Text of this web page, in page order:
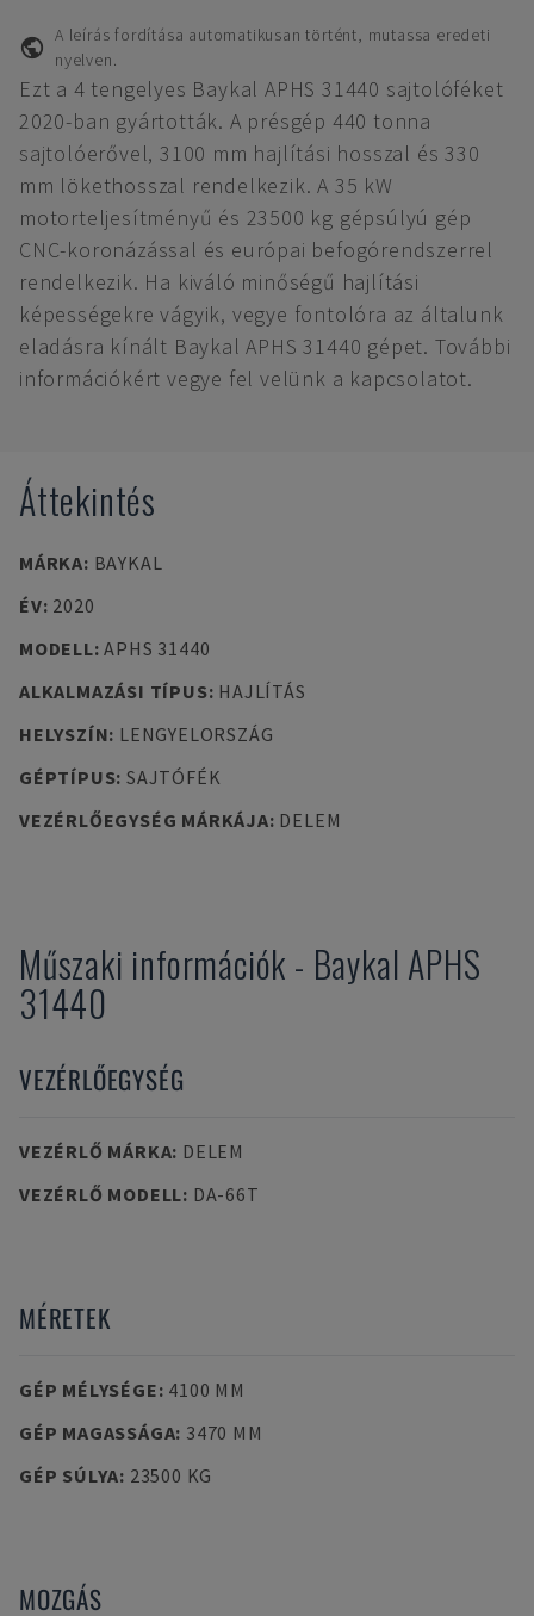
A leírás fordítása automatikusan történt, mutassa eredeti
nyelven.
Ezt a 4 tengelyes Baykal APHS 31440 sajtolóféket
2020-ban gyártották. A présgép 440 tonna
sajtolóerővel, 3100 mm hajlítási hosszal és 330
mm lökethosszal rendelkezik. A 35 kW
motorteljesítményű és 23500 kg gépsúlyú gép
CNC-koronázással és európai befogórendszerrel
rendelkezik. Ha kiváló minőségű hajlítási
képességekre vágyik, vegye fontolóra az általunk
eladásra kínált Baykal APHS 31440 gépet. További
információkért vegye fel velünk a kapcsolatot.
Áttekintés
MÁRKA: BAYKAL
ÉV: 2020
MODELL:APHS 31440
ALKALMAZÁSI TÍPUS: HAJLÍTÁS
HELYSZÍN: LENGYELORSZÁG
GÉPTÍPUS: SAJTÓFÉK
VEZÉRLŐEGYSÉG MÁRKÁJA: DELEM
Műszaki információk - Baykal APHS
31440
VEZÉRLŐEGYSÉG
VEZÉRLŐ MÁRKA: DELEM
VEZÉRLŐ MODELL: DA-66T
MÉRETEK
GÉP MÉLYSÉGE: 4100 MM
GÉP MAGASSÁGA: 3470 MM
GÉP SÚLYA: 23500 KG
MOZGÁS